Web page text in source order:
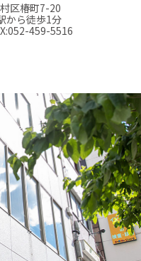
区椿町7-20
から徒歩1分
052-459-5516